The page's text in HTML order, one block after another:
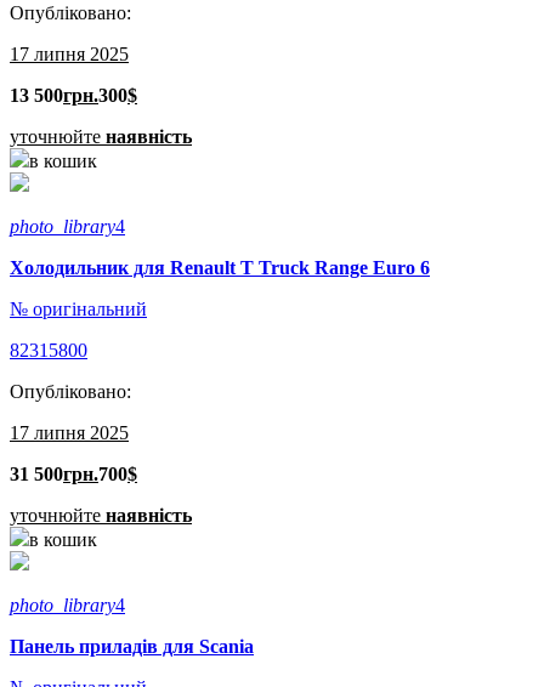
Опубліковано:
17 липня 2025
13 500грн.300$
уточнюйте наявність
в кошик
photo_library4
Холодильник для Renault T Truck Range Euro 6
№ оригінальний
82315800
Опубліковано:
17 липня 2025
31 500грн.700$
уточнюйте наявність
в кошик
photo_library4
Панель приладів для Scania